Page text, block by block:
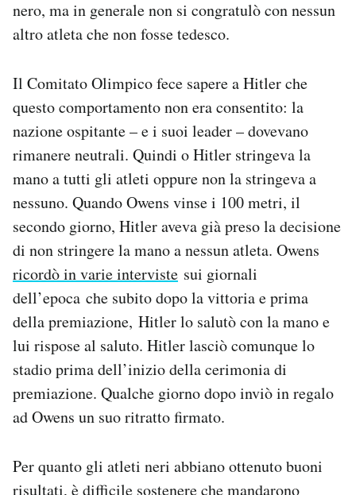
nero, ma in generale non si congratulò con nessun
altro atleta che non fosse tedesco.
Il Comitato Olimpico fece sapere a Hitler che
questo comportamento non era consentito: la
nazione ospitante – e i suoi leader – dovevano
rimanere neutrali. Quindi o Hitler stringeva la
mano a tutti gli atleti oppure non la stringeva a
nessuno. Quando Owens vinse i 100 metri, il
secondo giorno, Hitler aveva già preso la decisione
di non stringere la mano a nessun atleta. Owens
ricordò in varie interviste sui giornali
dell’epoca che subito dopo la vittoria e prima
della premiazione, Hitler lo salutò con la mano e
lui rispose al saluto. Hitler lasciò comunque lo
stadio prima dell’inizio della cerimonia di
premiazione. Qualche giorno dopo inviò in regalo
ad Owens un suo ritratto firmato.
Per quanto gli atleti neri abbiano ottenuto buoni
risultati, è difficile sostenere che mandarono